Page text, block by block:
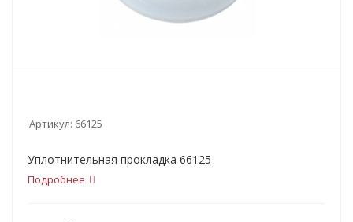
Артикул: 66125
Уплотнительная прокладка 66125
Подробнее